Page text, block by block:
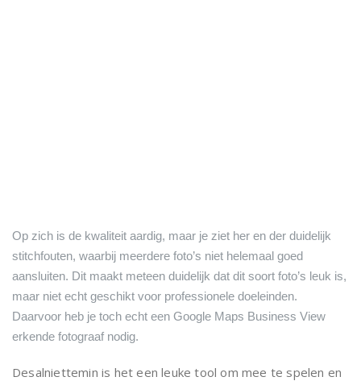
Op zich is de kwaliteit aardig, maar je ziet her en der duidelijk
stitchfouten, waarbij meerdere foto’s niet helemaal goed
aansluiten. Dit maakt meteen duidelijk dat dit soort foto’s leuk is,
maar niet echt geschikt voor professionele doeleinden.
Daarvoor heb je toch echt een Google Maps Business View
erkende fotograaf nodig.
Desalniettemin is het een leuke tool om mee te spelen en